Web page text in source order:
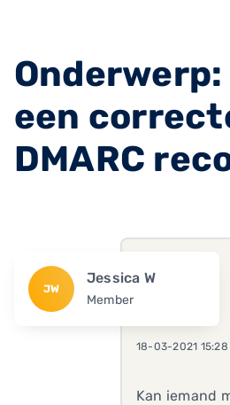
Onderwerp:
een
DMARC
JW
Jessica W
Member
18-03-2021 15:28
Kan iemand